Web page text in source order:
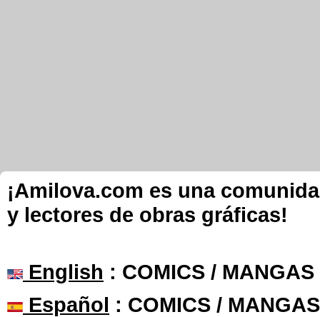
¡Amilova.com es una
y lectores de obras gráficas!
English : COMICS /
Español : COMICS /